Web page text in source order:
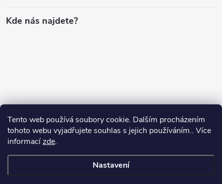
Tento web používá soubory cookie. Dalším procházením
tohoto webu vyjadřujete souhlas s jejich používáním.. Více
informacízde.
Nastavení
Kde nás najdete?